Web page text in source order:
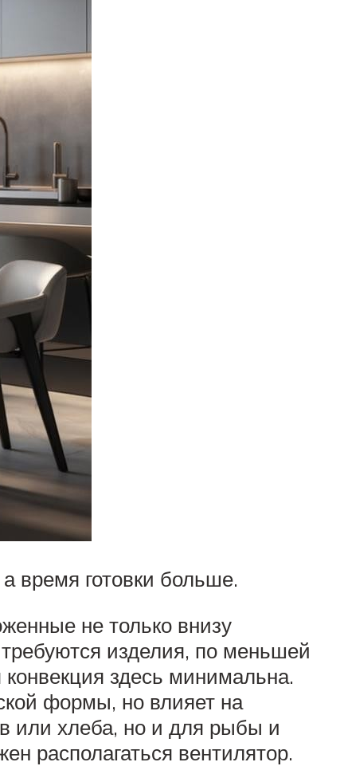
время готовки больше.
не только внизу
изделия, по меньшей
здесь минимальна.
формы, но влияет на
или хлеба, но и для рыбы и
располагаться вентилятор.